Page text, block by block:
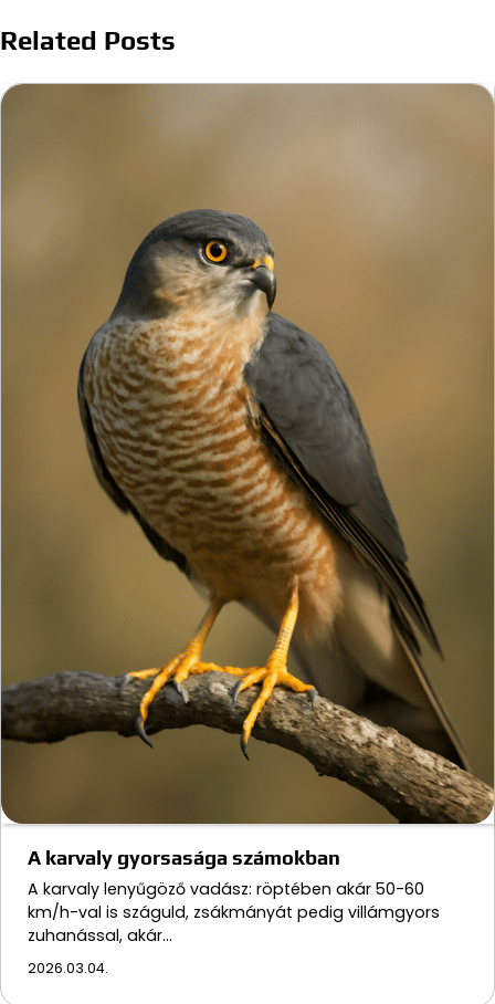
Related Posts
A karvaly gyorsasága számokban
A karvaly lenyűgöző vadász: röptében akár 50-60
km/h-val is száguld, zsákmányát pedig villámgyors
zuhanással, akár…
2026.03.04.